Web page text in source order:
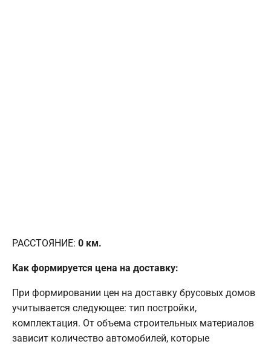
РАССТОЯНИЕ: 0 км.
Как формируется цена на доставку:
При формировании цен на доставку брусовых домов
учитывается следующее: тип постройки,
комплектация. От объема строительных материалов
зависит количество автомобилей, которые